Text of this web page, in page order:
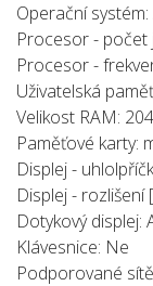
Operační
Procesor - počet
Procesor -
Uživatelská
Velikost RAM:
Paměťové karty:
Displej -
Displej - rozlišení
Dotykový displej:
Klávesnice: Ne
Podporované